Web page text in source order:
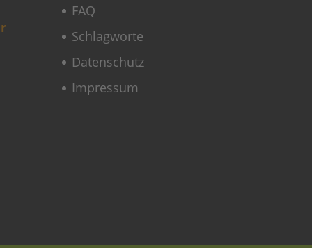
FAQ
Schlagworte
Datenschutz
Impressum